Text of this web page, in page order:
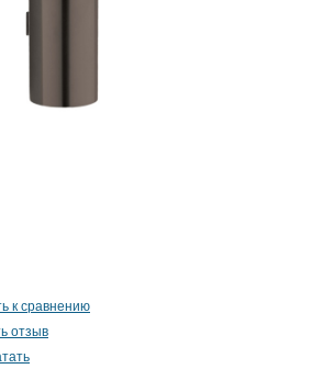
к сравнению
отзыв